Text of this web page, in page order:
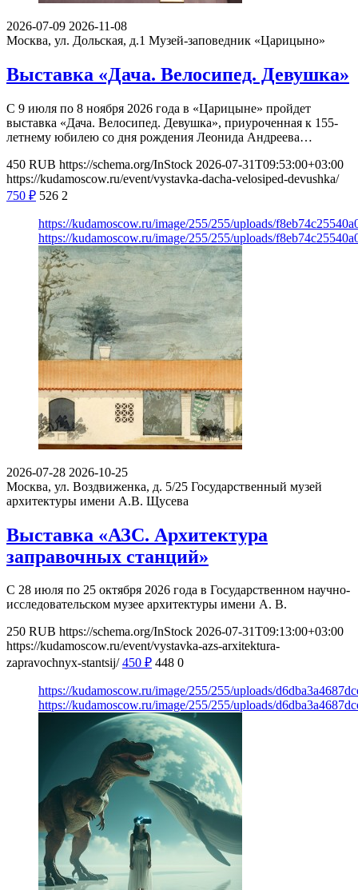
2026-07-09 2026-11-08
Москва, ул. Дольская, д.1 Музей-заповедник «Царицыно»
Выставка «Дача. Велосипед. Девушка»
С 9 июля по 8 ноября 2026 года в «Царицыне» пройдет
выставка «Дача. Велосипед. Девушка», приуроченная к 155-
летнему юбилею со дня рождения Леонида Андреева…
450 RUB https://schema.org/InStock 2026-07-31T09:53:00+03:00
https://kudamoscow.ru/event/vystavka-dacha-velosiped-devushka/
750 ₽ 526 2
https://kudamoscow.ru/image/255/255/uploads/
https://kudamoscow.ru/image/255/255/uploads/
2026-07-28 2026-10-25
Москва, ул. Воздвиженка, д. 5/25 Государственный музей
архитектуры имени А.В. Щусева
Выставка «АЗС. Архитектура
заправочных станций»
С 28 июля по 25 октября 2026 года в Государственном научно-
исследовательском музее архитектуры имени А. В.
250 RUB https://schema.org/InStock 2026-07-31T09:13:00+03:00
https://kudamoscow.ru/event/vystavka-azs-arxitektura-
zapravochnyx-stantsij/ 450 ₽ 448 0
https://kudamoscow.ru/image/255/255/uploads/
https://kudamoscow.ru/image/255/255/uploads/